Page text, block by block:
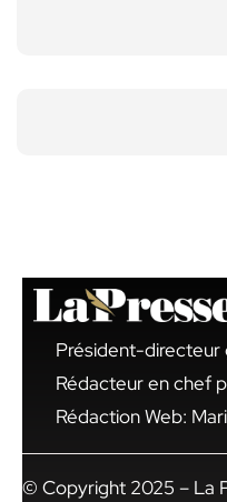
Président-directeur
Rédacteur en chef
Rédaction Web:
© Copyright 2025 – La